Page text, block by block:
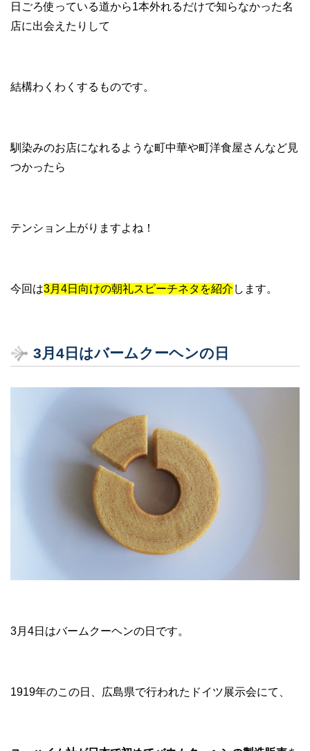
日ごろ使っている道から1本外れるだけで知らなかった名
店に出会えたりして
結構わくわくするものです。
馴染みのお店になれるような町中華や町洋食屋さんなど見
つかったら
テンション上がりますよね！
今回は3月4日向けの朝礼スピーチネタを紹介 します。
3月4 日はバームクーヘンの日
3月4日はバームクーヘンの日です。
1919年のこの日、広島県で行われたドイツ展示会にて、